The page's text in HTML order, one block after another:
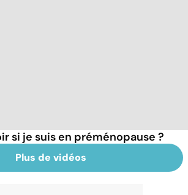
si je suis en préménopause ?
Plus de vidéos